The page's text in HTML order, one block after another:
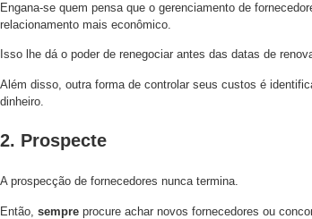
Engana-se quem pensa que o gerenciamento de
relacionamento mais econômico.
Isso lhe dá o poder de renegociar antes das datas de
Além disso, outra forma de controlar seus custos é
dinheiro.
2. Prospecte
A prospecção de fornecedores nunca termina.
Então, sempre procure achar novos fornecedores ou